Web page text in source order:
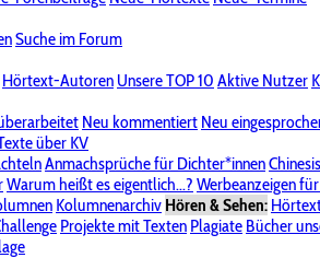
Suche im Forum
Hörtext-Autoren Unsere TOP 10 Aktive Nutzer
Neu kommentiert Neu
über KV
Anmachsprüche für Dichter*innen
Warum heißt es eigentlich...? Werbeanzeigen
Kolumnenarchiv Hören & Sehen:
Projekte mit Texten Plagiate Bücher
"Literatur & Schreiberei"
Alle Wege führen zu KVPasswort
DatenschutzerklärungImpressum